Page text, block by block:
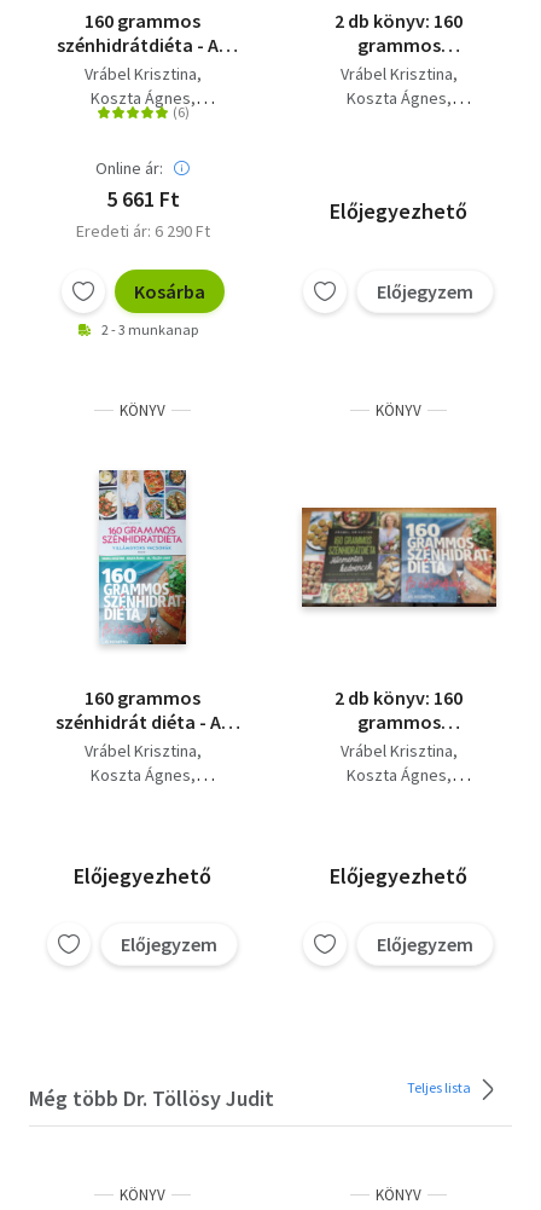
160 grammos
szénhidrátdiéta - Az
életmódkönyv - 85
recepttel
Vrábel Krisztina
Koszta Ágnes
Dr. Töllösy Judit
Online ár:
5 661 Ft
Eredeti ár: 6 290 Ft
Kosárba
2 - 3 munkanap
2 db könyv: 160
grammos
szénhidrátdiéta+160
grammos
Vrábel Krisztina
Koszta Ágnes
Előjegyezhető
Előjegyzem
KÖNYV
160 grammos
szénhidrát diéta - Az
életmódkönyv +
Villámgyors vacsorák
Vrábel Krisztina
Koszta Ágnes
Előjegyezhető
Előjegyzem
KÖNYV
2 db könyv: 160
grammos
szénhidrátdiéta -
Húsmentes kedvencek
Vrábel Krisztina
Koszta Ágnes
Előjegyezhető
Előjegyzem
Még több Dr. Töllösy Judit Teljes lista
KÖNYV KÖNYV